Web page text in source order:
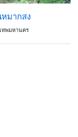
มากสง
ทพมหานคร